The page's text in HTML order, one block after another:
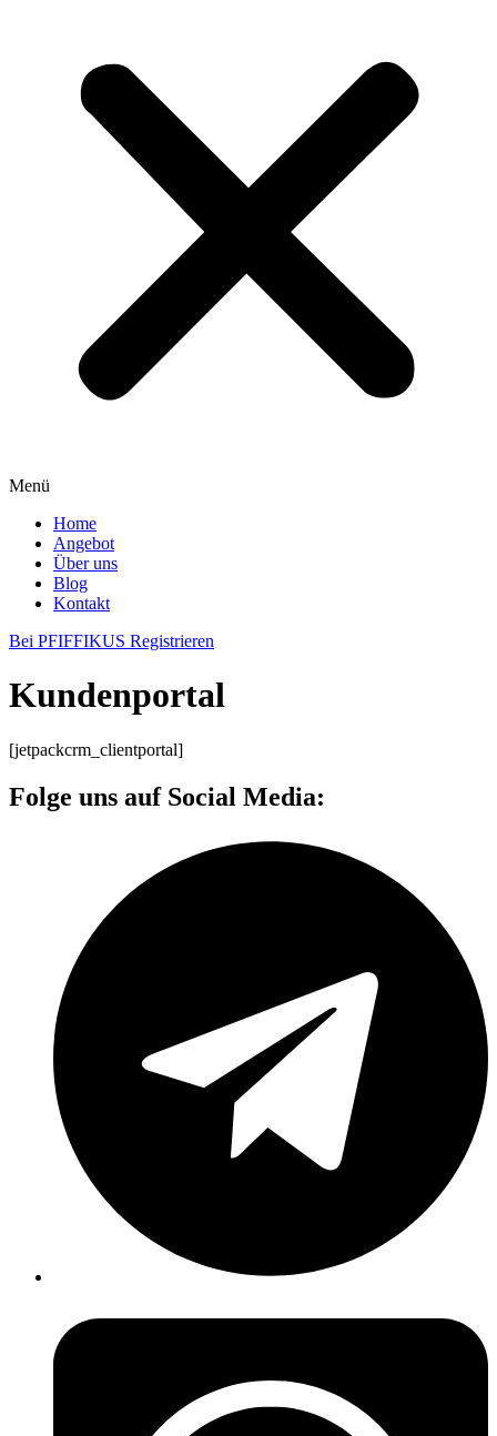
Menü
Home
Angebot
Über uns
Blog
Kontakt
Bei PFIFFIKUS Registrieren
Kundenportal
[jetpackcrm_clientportal]
Folge uns auf Social Media: